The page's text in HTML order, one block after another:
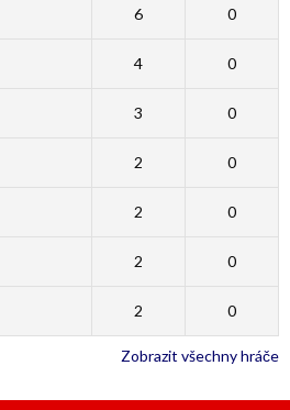
6 0
4 0
3 0
2 0
2 0
2 0
2 0
Zobrazit všechny hráče